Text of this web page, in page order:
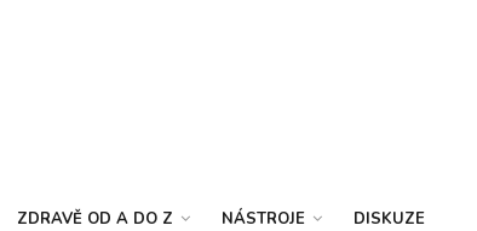
ZDRAVĚ OD A DO Z NÁSTROJE DISKUZE